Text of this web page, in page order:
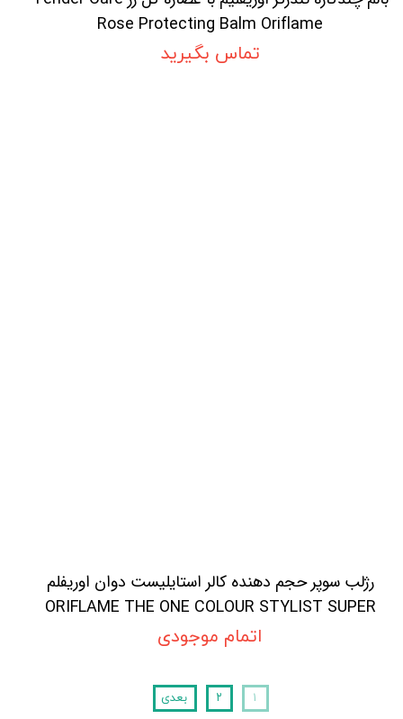
Rose Protecting Balm Oriflame
تماس بگیرید
رژلب سوپر حجم دهنده کالر استایلیست دوان اوریفلم
ORIFLAME THE ONE COLOUR STYLIST SUPER
POUT LIPSTICK
اتمام موجودی
۱ ۲ بعدی